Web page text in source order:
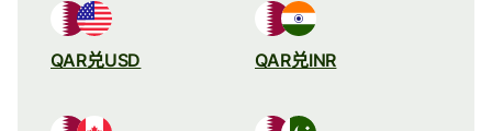
QAR兑USD QAR兑INR